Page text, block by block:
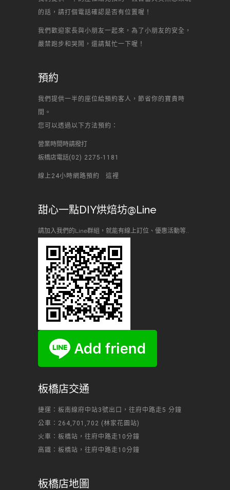
的話，請打個電話確認是否有位置喔！
我們歡迎家長與小朋友一起來，為了小朋友的安全，
嚴禁跑步和哭鬧，還請幫忙一下喔！
預約
我們提供一半的座位給預約客人，節省你的寶貴時
間。
您可以透過以下方法預約：
營業時間時請撥打
板橋店電話(02) 2275-1181
線上24小時網路預約 這裡
甜心一點DIY烘焙坊@Line
請加入我們的Line群組，就能有線上訂位、優惠活動等..
板橋店交通
捷運：板南線府中站3號出口，往府中路走5 分鐘
公車：264,701,702 (林家花園站)
火車：板橋站，往府中路走10分鐘
高鐵：板橋站，往府中路走10分鐘
板橋店地圖